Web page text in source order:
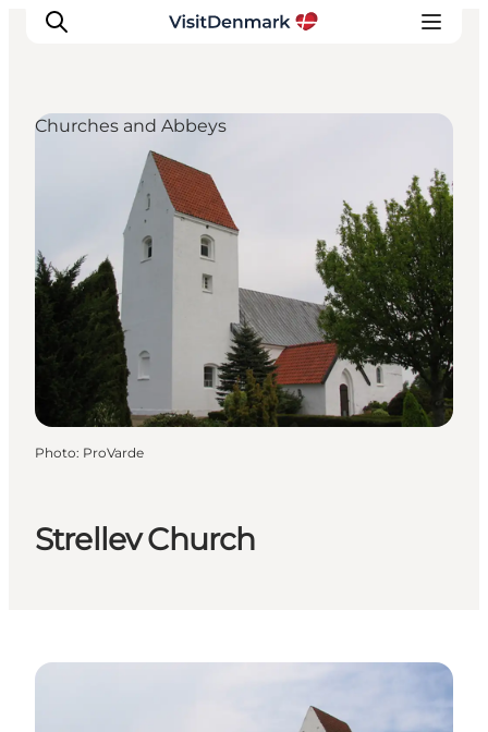
Inspirations
Destinations
Quoi faire
Hébergements
Planifiez votre voyage
Strellev Church
Churches and Abbeys
Photo: ProVarde